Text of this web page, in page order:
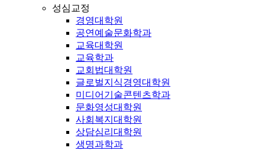
성심교정
경영대학원
공연예술문화학과
교육대학원
교육학과
교회법대학원
글로벌지식경영대학원
미디어기술콘텐츠학과
문화영성대학원
사회복지대학원
상담심리대학원
생명과학과